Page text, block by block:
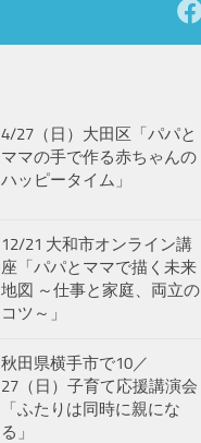
4/27（日）大田区「パパと
ママの手で作る赤ちゃんの
ハッピータイム」
12/21 大和市オンライン講
座「パパとママで描く未来
地図 ～仕事と家庭、両立の
コツ～」
秋田県横手市で10／
27（日）子育て応援講演会
「ふたりは同時に親にな
る」